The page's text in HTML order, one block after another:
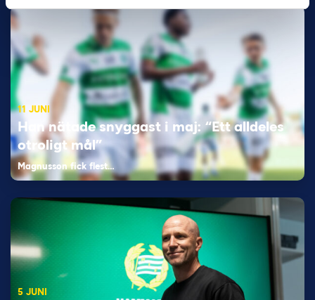
11 JUNI
Han nätade snyggast i maj: “Ett alldeles
otroligt mål”
Magnusson fick flest…
5 JUNI